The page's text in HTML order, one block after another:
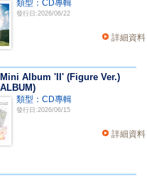
類型：CD專輯
發行日:2026/06/22
詳細資料
Album 'II' (Figure Ver.)
類型：CD專輯
發行日:2026/06/15
詳細資料